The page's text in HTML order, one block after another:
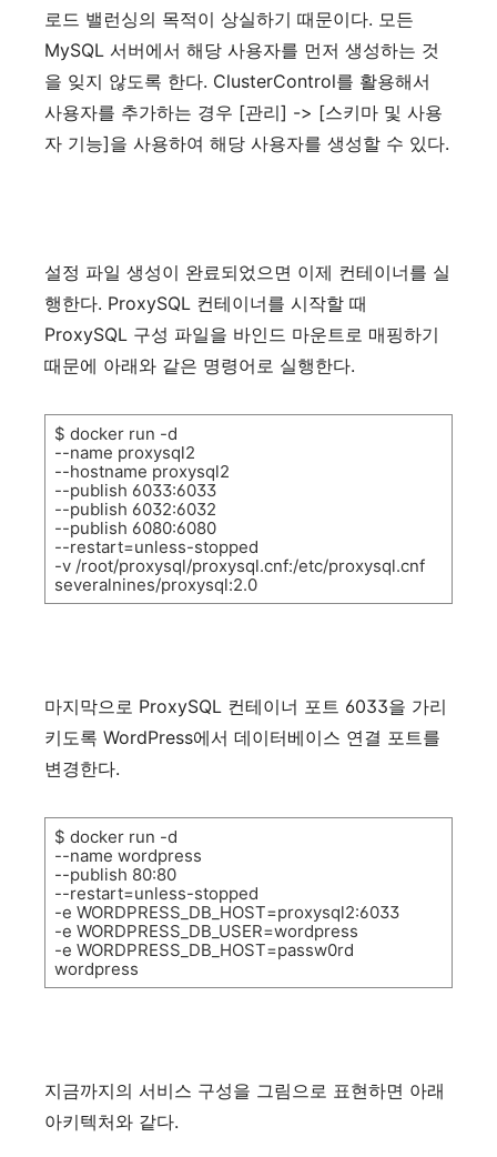
로드 밸런싱의 목적이 상실하기 때문이다. 모든
MySQL 서버에서 해당 사용자를 먼저 생성하는 것
을 잊지 않도록 한다. ClusterControl를 활용해서
사용자를 추가하는 경우 [관리] -> [스키마 및 사용
자 기능]을 사용하여 해당 사용자를 생성할 수 있다.
설정 파일 생성이 완료되었으면 이제 컨테이너를 실
행한다. ProxySQL 컨테이너를 시작할 때
ProxySQL 구성 파일을 바인드 마운트로 매핑하기
때문에 아래와 같은 명령어로 실행한다.
$ docker run -d
--name proxysql2
--hostname proxysql2
--publish 6033:6033
--publish 6032:6032
--publish 6080:6080
--restart=unless-stopped
-v /root/proxysql/proxysql.cnf:/etc/proxysql.cnf
severalnines/proxysql:2.0
마지막으로 ProxySQL 컨테이너 포트 6033을 가리
키도록 WordPress에서 데이터베이스 연결 포트를
변경한다.
$ docker run -d
--name wordpress
--publish 80:80
--restart=unless-stopped
-e WORDPRESS_DB_HOST=proxysql2:6033
-e WORDPRESS_DB_USER=wordpress
-e WORDPRESS_DB_HOST=passw0rd
wordpress
지금까지의 서비스 구성을 그림으로 표현하면 아래
아키텍처와 같다.